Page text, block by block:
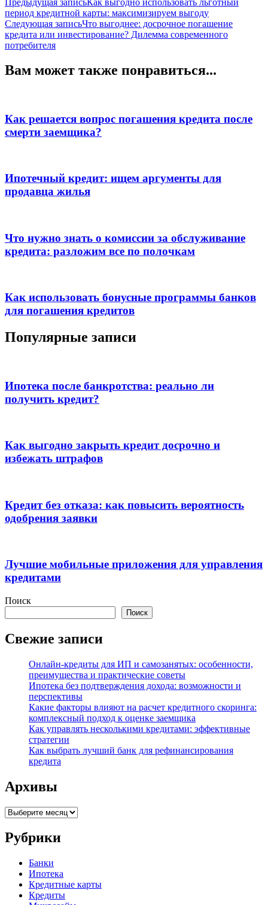
Навигация
по
записям
период кредитной карты: максимизируем выгоду
Следующая записьЧто выгоднее: досрочное погашение
кредита или инвестирование? Дилемма современного
потребителя
Вам может также понравиться...
Как решается вопрос погашения кредита после
смерти заемщика?
Ипотечный кредит: ищем аргументы для
продавца жилья
Что нужно знать о комиссии за обслуживание
кредита: разложим все по полочкам
Как использовать бонусные программы банков
для погашения кредитов
Популярные записи
Ипотека после банкротства: реально ли
получить кредит?
Как выгодно закрыть кредит досрочно и
избежать штрафов
Кредит без отказа: как повысить вероятность
одобрения заявки
Лучшие мобильные приложения для управления
кредитами
Поиск
Поиск
Свежие записи
Онлайн-кредиты для ИП и самозанятых: особенности,
преимущества и практические советы
Ипотека без подтверждения дохода: возможности и
перспективы
Какие факторы влияют на расчет кредитного скоринга:
комплексный подход к оценке заемщика
Как управлять несколькими кредитами: эффективные
стратегии
Как выбрать лучший банк для рефинансирования
кредита
Архивы
Архивы
Рубрики
Банки
Ипотека
Кредитные карты
Кредиты